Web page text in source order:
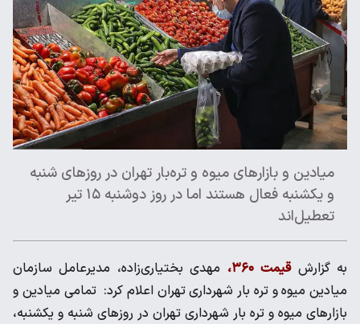
میادین و بازارهای میوه‌ و تره‌بار تهران در روزهای شنبه
و یکشنبه فعال هستند اما در روز دوشنبه ۱۵ تیر
تعطیل‌اند
به گزارشقیمت ۳۶۰،
مهدی بختیاری‌زاده، مدیرعامل سازمان
میادین میوه و تره بار شهرداری تهران اعلام کرد: تمامی میادین و
بازارهای میوه و تره بار شهرداری تهران در روزهای شنبه و یکشنبه،